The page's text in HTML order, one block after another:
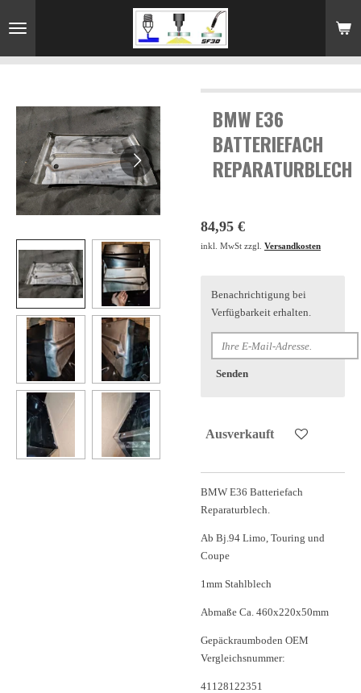
Hauptinhalt
BMW E36
BATTERIEFACH
REPARATURBLECH
84,95 €
inkl. MwSt zzgl. Versandkosten
Benachrichtigung bei
Verfügbarkeit erhalten.
Senden
Ausverkauft
BMW E36 Batteriefach
Reparaturblech.
Ab Bj.94 Limo, Touring und
Coupe
1mm Stahlblech
Abmaße Ca. 460x220x50mm
Gepäckraumboden OEM
Vergleichsnummer:
41128122351